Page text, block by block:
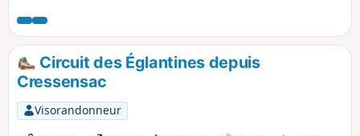
Circuit des Églantines depuis
Cressensac
Visorandonneur